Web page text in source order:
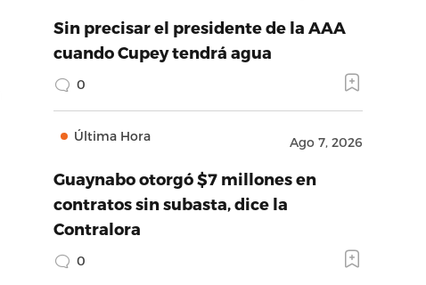
Sin precisar el presidente de la AAA
cuando Cupey tendrá agua
0
Última Hora Ago 7, 2026
Guaynabo otorgó $7 millones en
contratos sin subasta, dice la
Contralora
0